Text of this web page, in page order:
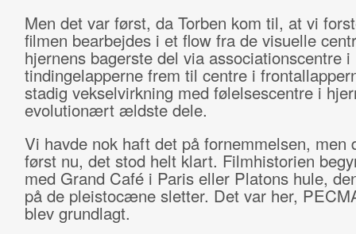
Men det var først, da Torben kom til, at vi
filmen bearbejdes i et flow fra de visuelle
hjernens bagerste del via associationscentre i
tindingelapperne frem til centre i
stadig vekselvirkning med følelsescentre i
evolutionært ældste dele.
Vi havde nok haft det på fornemmelsen, men
først nu, det stod helt klart. Filmhistorien
med Grand Café i Paris eller Platons hule,
på de pleistocæne sletter. Det var her,
blev grundlagt.